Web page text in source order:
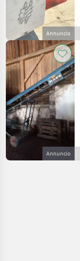
Annuncio
Annuncio